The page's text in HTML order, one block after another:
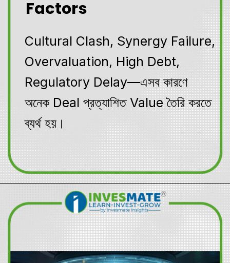
Factors
Cultural Clash, Synergy Failure,
Overvaluation, High Debt,
Regulatory Delay—এসব কারণে
অনেক Deal প্রত্যাশিত Value তৈরি করতে
ব্যর্থ হয়।